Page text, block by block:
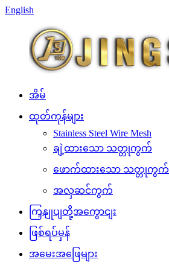
English
အိမ်
ထုတ်ကုန်များ
Stainless Steel Wire Mesh
ချဲ့ထားသော သတ္တုကွက်
ဖောက်ထားသော သတ္တုကွက်
အလှဆင်ကွက်
ကြှနျုပျတို့အကွောငျး
ဖြစ်ရပ်မှန်
အမေးအဖြေများ